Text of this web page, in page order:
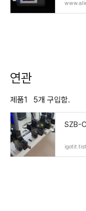
icator
연관
제품1 5개 구입함.
SZB-